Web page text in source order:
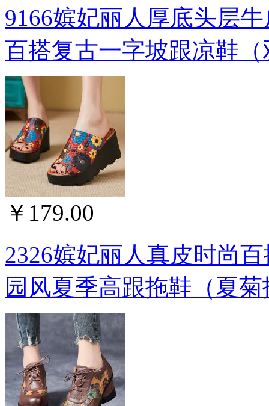
9166嫔妃丽人厚底头层
百搭复古一字坡跟凉鞋
￥179.00
2326嫔妃丽人真皮时尚
园风夏季高跟拖鞋（夏